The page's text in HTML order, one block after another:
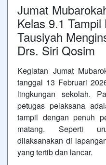
Jumat
Kelas 9.1
Tausiyah
Drs. Siri Qosim
Kegiatan Jumat
tanggal 13 Februari
lingkungan sekolah.
petugas pelaksana
tampil dengan penuh
matang. Seperti
dilaksanakan di
yang tertib dan lancar.